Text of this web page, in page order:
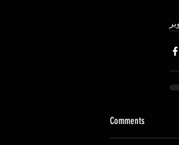
Comments